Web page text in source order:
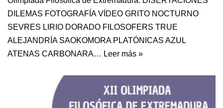
DILEMAS FOTOGRAFÍA VÍDEO GRITO NOCTURNO
SEVRES LIRIO DORADO FILOSOFERS TRUE
ALEJANDRÍA SAOKOMORA PLATÓNICAS AZUL
ATENAS CARBONARA… Leer más »